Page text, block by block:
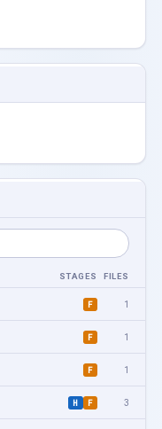
STAGES FILES
F 1
F 1
F 1
H F 3